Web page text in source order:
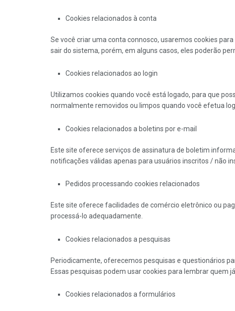
Cookies relacionados à conta
Se você criar uma conta connosco, usaremos cookies
sair do sistema, porém, em alguns casos, eles poderão
Cookies relacionados ao login
Utilizamos cookies quando você está logado, para que
normalmente removidos ou limpos quando você efetua
Cookies relacionados a boletins por e-mail
Este site oferece serviços de assinatura de boletim
notificações válidas apenas para usuários inscritos / não
Pedidos processando cookies relacionados
Este site oferece facilidades de comércio eletrônico ou
processá-lo adequadamente.
Cookies relacionados a pesquisas
Periodicamente, oferecemos pesquisas e questionários
Essas pesquisas podem usar cookies para lembrar quem
Cookies relacionados a formulários